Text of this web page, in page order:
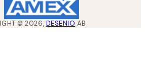
©2026, DESENIO AB